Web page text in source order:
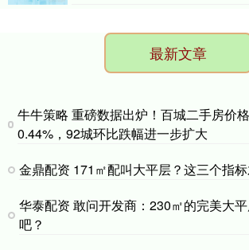
最新文章
牛牛策略 重磅数据出炉！百城二手房价
0.44%，92城环比跌幅进一步扩大
金鼎配资 171㎡配叫大平层？这三个指标
华泰配资 敢问开发商：230㎡的完美大
吧？